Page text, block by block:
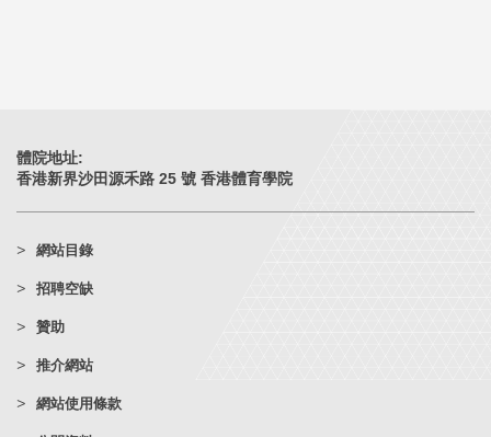
體院地址:
香港新界沙田源禾路 25 號 香港體育學院
網站目錄
招聘空缺
贊助
推介網站
網站使用條款